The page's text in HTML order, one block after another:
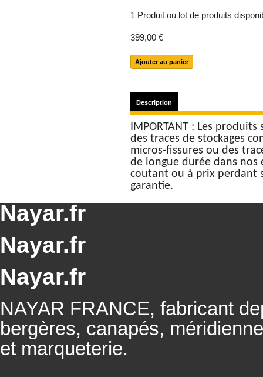
1 Produit ou lot de produits
399,00 €
Description
IMPORTANT : Les
des traces de stockages
micros-fissures ou des
de longue durée dans nos
coutant ou à prix perdant
garantie.
Nayar.fr
Nayar.fr
Nayar.fr
NAYAR FRANCE, fabricant
bergères, canapés,
et marqueterie.